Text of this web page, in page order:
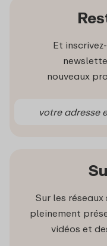
Et
nouveaux
Sur les réseaux
pleinement
vidéos et